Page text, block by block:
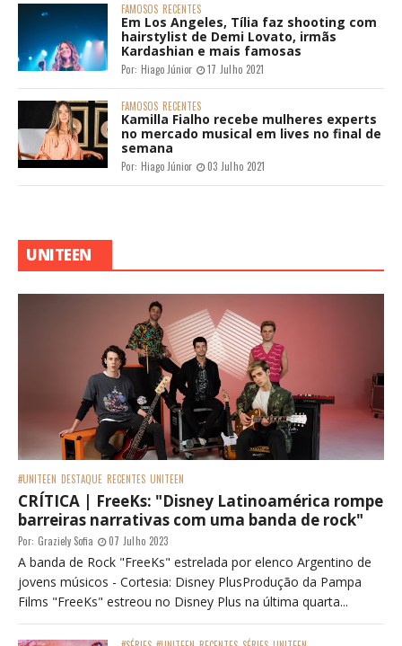
FAMOSOS RECENTES
Em Los Angeles, Tília faz shooting com
hairstylist de Demi Lovato, irmãs
Kardashian e mais famosas
Por: Hiago Júnior 17 Julho 2021
FAMOSOS RECENTES
Kamilla Fialho recebe mulheres experts
no mercado musical em lives no final de
semana
Por: Hiago Júnior 03 Julho 2021
UNITEEN
#UNITEEN DESTAQUE RECENTES UNITEEN
CRÍTICA | FreeKs: "Disney Latinoamérica rompe
barreiras narrativas com uma banda de rock"
Por: Graziely Sofia 07 Julho 2023
A banda de Rock "FreeKs" estrelada por elenco Argentino de
jovens músicos - Cortesia: Disney PlusProdução da Pampa
Films "FreeKs" estreou no Disney Plus na última quarta...